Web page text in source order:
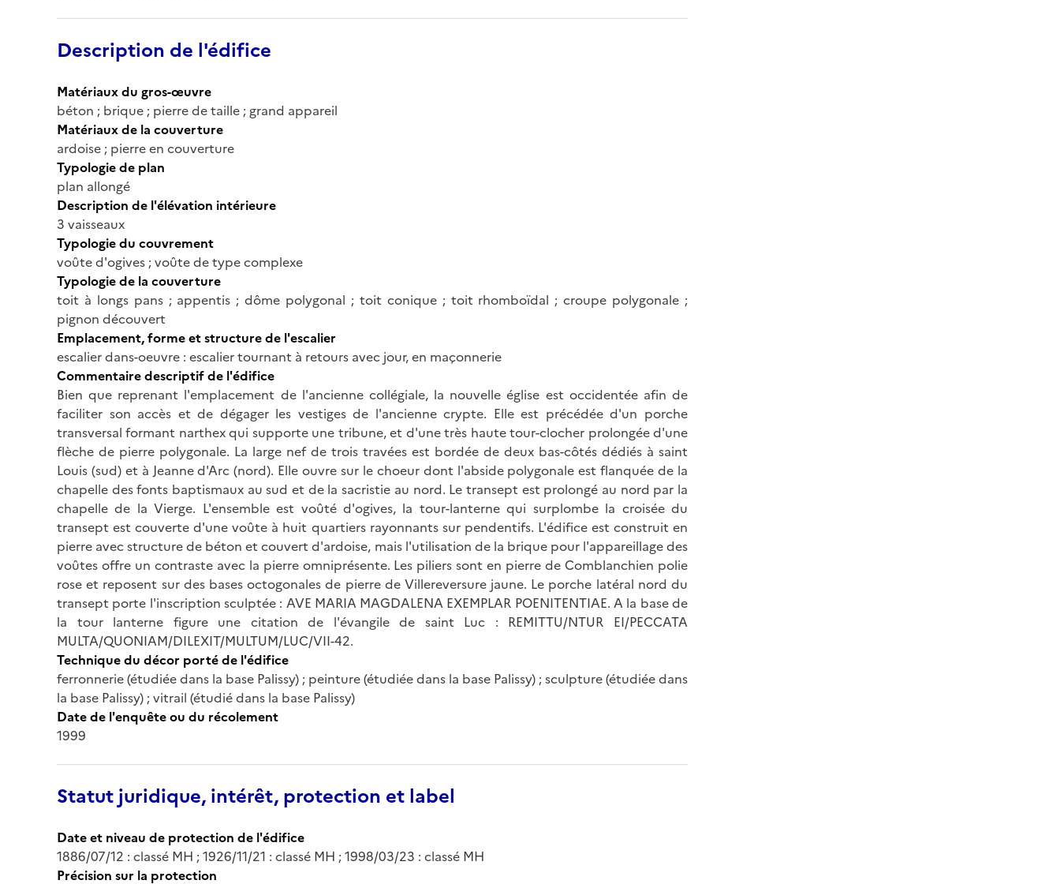
Description de l'édifice
Matériaux du gros-œuvre
béton ; brique ; pierre de taille ; grand appareil
Matériaux de la couverture
ardoise ; pierre en couverture
Typologie de plan
plan allongé
Description de l'élévation intérieure
3 vaisseaux
Typologie du couvrement
voûte d'ogives ; voûte de type complexe
Typologie de la couverture
toit à longs pans ; appentis ; dôme polygonal ; toit conique ; toit rhomboïdal ; croupe polygonale ;
pignon découvert
Emplacement, forme et structure de l'escalier
escalier dans-oeuvre : escalier tournant à retours avec jour, en maçonnerie
Commentaire descriptif de l'édifice
Bien que reprenant l'emplacement de l'ancienne collégiale, la nouvelle église est occidentée afin de
faciliter son accès et de dégager les vestiges de l'ancienne crypte. Elle est précédée d'un porche
transversal formant narthex qui supporte une tribune, et d'une très haute tour-clocher prolongée d'une
flèche de pierre polygonale. La large nef de trois travées est bordée de deux bas-côtés dédiés à saint
Louis (sud) et à Jeanne d'Arc (nord). Elle ouvre sur le choeur dont l'abside polygonale est flanquée de la
chapelle des fonts baptismaux au sud et de la sacristie au nord. Le transept est prolongé au nord par la
chapelle de la Vierge. L'ensemble est voûté d'ogives, la tour-lanterne qui surplombe la croisée du
transept est couverte d'une voûte à huit quartiers rayonnants sur pendentifs. L'édifice est construit en
pierre avec structure de béton et couvert d'ardoise, mais l'utilisation de la brique pour l'appareillage des
voûtes offre un contraste avec la pierre omniprésente. Les piliers sont en pierre de Comblanchien polie
rose et reposent sur des bases octogonales de pierre de Villereversure jaune. Le porche latéral nord du
transept porte l'inscription sculptée : AVE MARIA MAGDALENA EXEMPLAR POENITENTIAE. A la base de
la tour lanterne figure une citation de l'évangile de saint Luc : REMITTU/NTUR EI/PECCATA
MULTA/QUONIAM/DILEXIT/MULTUM/LUC/VII-42.
Technique du décor porté de l'édifice
ferronnerie (étudiée dans la base Palissy) ; peinture (étudiée dans la base Palissy) ; sculpture (étudiée dans
la base Palissy) ; vitrail (étudié dans la base Palissy)
Date de l'enquête ou du récolement
1999
Statut juridique, intérêt, protection et label
Date et niveau de protection de l'édifice
1886/07/12 : classé MH ; 1926/11/21 : classé MH ; 1998/03/23 : classé MH
Précision sur la protection